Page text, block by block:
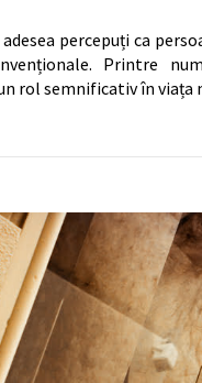
percepuți ca
Printre
rol semnificativ în viața